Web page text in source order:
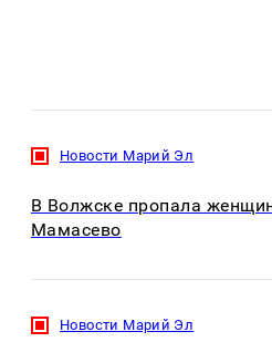
Новости Марий Эл
В Волжске пропала
Мамасево
Новости Марий Эл